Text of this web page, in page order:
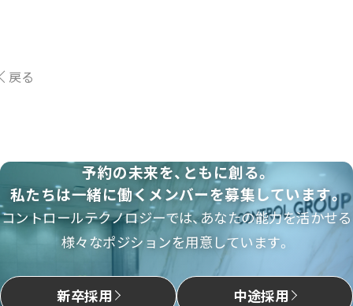
戻る
予約の未来を、ともに創る。
私たちは一緒に働くメンバーを募集しています。
コントロールテクノロジーでは、あなたの能力を活かせる
様々なポジションを用意しています。
新卒採用 中途採用